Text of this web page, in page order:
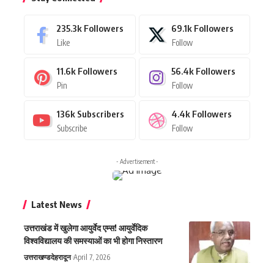
235.3k Followers
Like
69.1k Followers
Follow
11.6k Followers
Pin
56.4k Followers
Follow
136k Subscribers
Subscribe
4.4k Followers
Follow
- Advertisement -
Latest News
उत्तराखंड में खुलेगा आयुर्वेद एम्स! आयुर्वेदिक
विश्वविद्यालय की समस्याओं का भी होगा निस्तारण
उत्तराखण्डदेहरादून April 7, 2026